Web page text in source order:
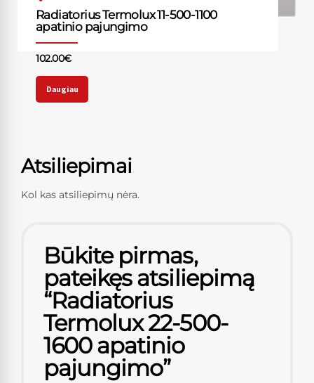
Radiatorius Termolux 11-500-1100
apatinio pajungimo
102.00€
Daugiau
Atsiliepimai
Kol kas atsiliepimų nėra.
Būkite pirmas,
pateikęs atsiliepimą
“Radiatorius
Termolux 22-500-
1600 apatinio
pajungimo”